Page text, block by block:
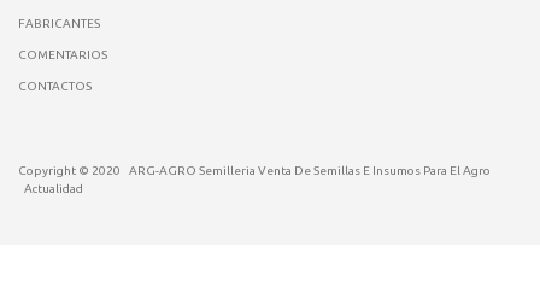
FABRICANTES
COMENTARIOS
CONTACTOS
Copyright © 2020
ARG-AGRO Semilleria Venta De Semillas E Insumos Para El Agro
Actualidad